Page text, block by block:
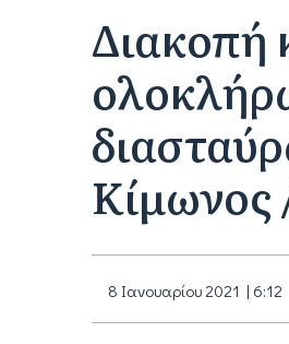
Διακοπή
8 Ιανουαρίου 2021 | 6:12